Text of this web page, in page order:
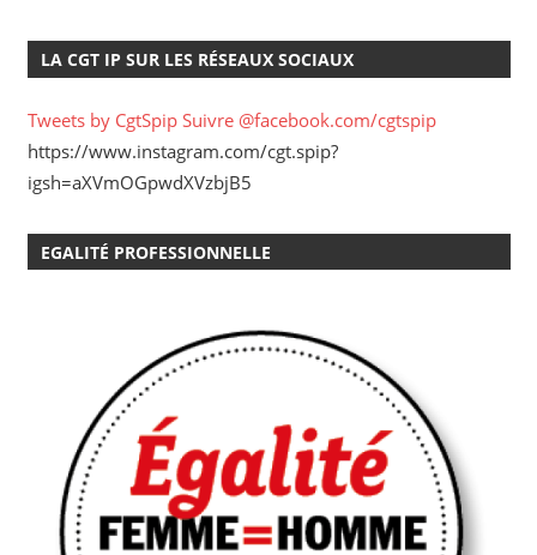
LA CGT IP SUR LES RÉSEAUX SOCIAUX
Tweets by CgtSpip Suivre @facebook.com/cgtspip
https://www.instagram.com/cgt.spip?
igsh=aXVmOGpwdXVzbjB5
EGALITÉ PROFESSIONNELLE